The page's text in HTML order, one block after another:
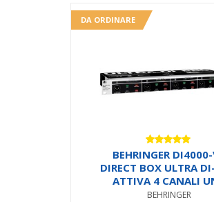
DA ORDINARE
Valutato
5.00su 5
BEHRINGER
DIRECT BOX ULTRA
ATTIVA 4 CANALI
UNITA RACKBEHRINGER